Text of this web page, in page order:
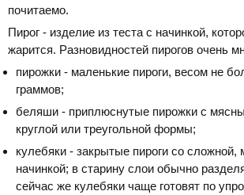
почитаемо.
Пирог - изделие из теста с начинкой,
жарится. Разновидностей пирогов очень
пирожки - маленькие пироги, весом не
граммов;
беляши - приплюснутые пирожки с
круглой или треугольной формы;
кулебяки - закрытые пироги со сложной,
начинкой; в старину слои обычно
сейчас же кулебяки чаще готовят по